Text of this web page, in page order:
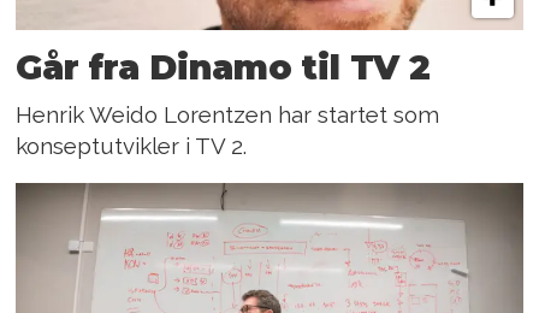
Går fra Dinamo til TV 2
Henrik Weido Lorentzen har startet som
konseptutvikler i TV 2.